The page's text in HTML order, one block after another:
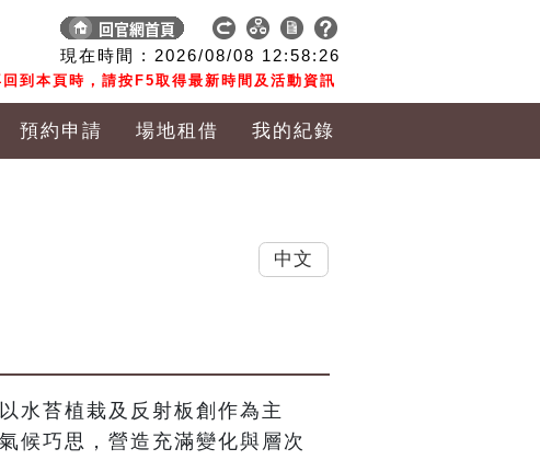
現在時間 : 2026/08/08 12:58:26
到本頁時，請按F5取得最新時間及活動資訊
預約申請 場地租借 我的紀錄
水苔植栽及反射板創作為主
候巧思，營造充滿變化與層次